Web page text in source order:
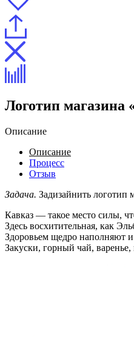
Логотип магазина
Описание
Описание
Процесс
Отзыв
Задача. Задизайнить логотип
Кавказ — такое место силы,
Здесь восхитительная, как
Здоровьем щедро наполняют
Закуски, горный чай,